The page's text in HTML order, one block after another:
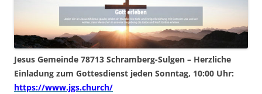
Jesus Gemeinde 78713 Schramberg-Sulgen – Herzliche
Einladung zum Gottesdienst jeden Sonntag, 10:00 Uhr:
https://www.jgs.church/